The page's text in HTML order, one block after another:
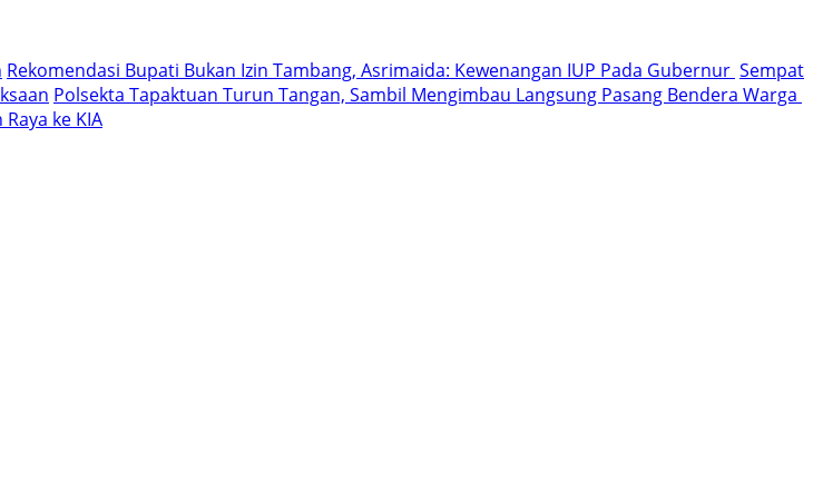
Rekomendasi Bupati Bukan Izin Tambang, Asrimaida: Kewenangan IUP Pada Gubernur Sempat
Polsekta Tapaktuan Turun Tangan, Sambil Mengimbau Langsung Pasang Bendera Warga
ke KIA